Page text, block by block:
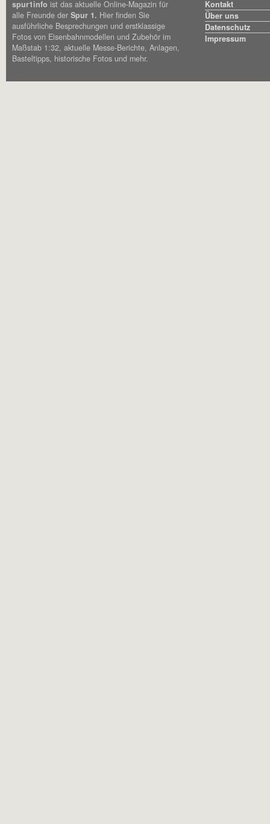
spur1info ist das aktuelle Online-Magazin für
alle Freunde der Spur 1. Hier finden Sie
ausführliche Besprechungen und erstklassige
Fotos von Eisenbahnmodellen und Zubehör im
Maßstab 1:32, aktuelle Messe-Berichte, Anlagen,
Basteltipps, historische Fotos und mehr.
Kontakt
Über uns
Datenschutz
Impressum